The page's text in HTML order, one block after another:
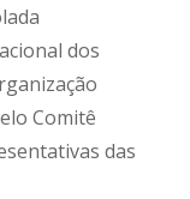
dos
Comitê
das